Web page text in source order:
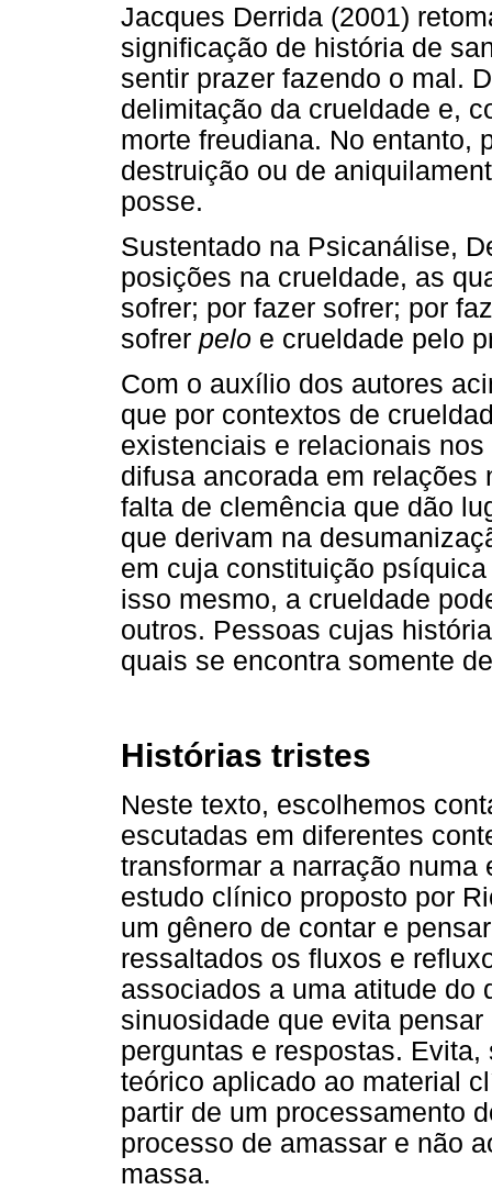
Jacques Derrida (2001)
significação de história de
sentir prazer fazendo o mal.
delimitação da crueldade e,
morte freudiana. No entanto,
destruição ou de
posse.
Sustentado na Psicanálise,
posições na crueldade, as
sofrer; por fazer sofrer; por
sofrer pelo e crueldade pelo
Com o auxílio dos autores
que por contextos de
existenciais e relacionais
difusa ancorada em
falta de clemência que dão
que derivam na
em cuja constituição
isso mesmo, a crueldade
outros. Pessoas cujas
quais se encontra somente
Histórias tristes
Neste texto, escolhemos
escutadas em diferentes
transformar a narração
estudo clínico proposto por
um gênero de contar e
ressaltados os fluxos e
associados a uma atitude do
sinuosidade que evita
perguntas e respostas.
teórico aplicado ao material
partir de um processamento
processo de amassar e não
massa.